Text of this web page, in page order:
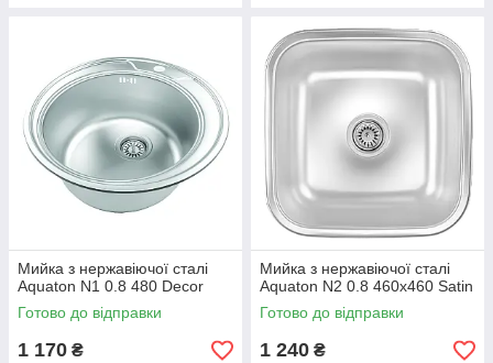
Мийка з нержавіючої сталі
Aquaton N1 0.8 480 Decor
Готово до відправки
1 170 ₴
Мийка з нержавіючої сталі
Aquaton N2 0.8 460х460 Satin
Готово до відправки
1 240 ₴